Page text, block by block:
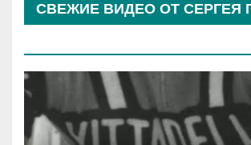
СВЕЖИЕ ВИДЕО ОТ СЕРГЕЯ